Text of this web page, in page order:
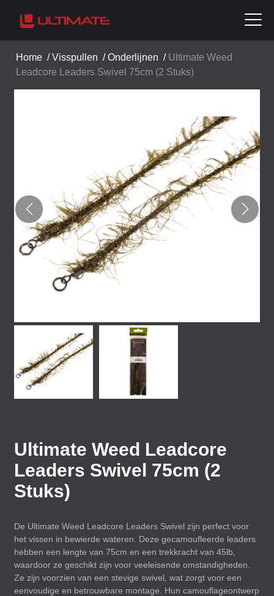
Home /Visspullen /Onderlijnen / Ultimate Weed
Leadcore Leaders Swivel 75cm (2 Stuks)
Ultimate Weed Leadcore
Leaders Swivel 75cm (2
Stuks)
De Ultimate Weed Leadcore Leaders Swivel zijn perfect voor
het vissen in bewierde wateren. Deze gecamoufleerde leaders
hebben een lengte van 75cm en een trekkracht van 45lb,
waardoor ze geschikt zijn voor veeleisende omstandigheden.
Ze zijn voorzien van een stevige swivel, wat zorgt voor een
eenvoudige en betrouwbare montage. Hun camouflageontwerp